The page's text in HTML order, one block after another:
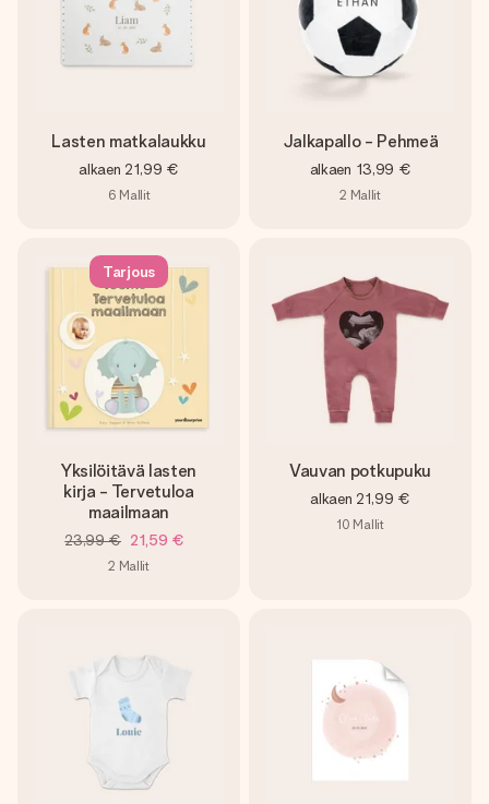
Lasten matkalaukku
alkaen 21,99 €
6 Mallit
Jalkapallo - Pehmeä
alkaen 13,99 €
2 Mallit
Tarjous
Yksilöitävä lasten
kirja - Tervetuloa
maailmaan
23,99 € 21,59 €
2 Mallit
Vauvan potkupuku
alkaen 21,99 €
10 Mallit